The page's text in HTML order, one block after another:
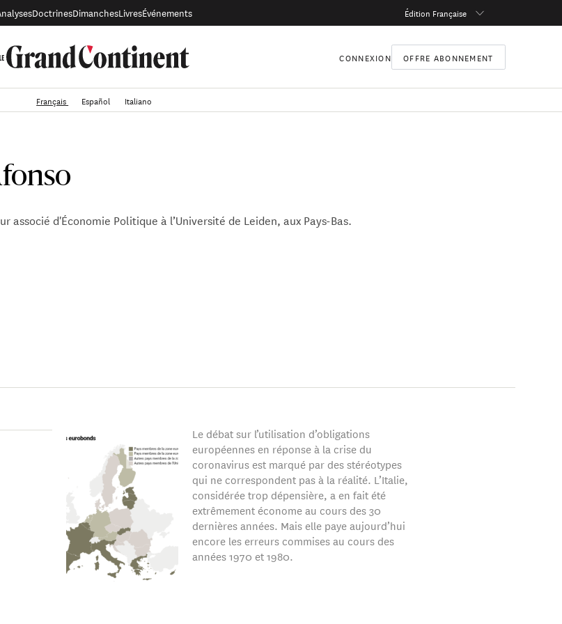
DoctrinesDimanchesLivresÉvénements Édition Française
CONNEXION OFFRE ABONNEMENT
Français Español Italiano
associé d'Économie Politique à l’Université de Leiden, aux Pays-Bas.
Le débat sur l’utilisation d’obligations
européennes en réponse à la crise du
coronavirus est marqué par des stéréotypes
qui ne correspondent pas à la réalité. L’Italie,
considérée trop dépensière, a en fait été
extrêmement économe au cours des 30
dernières années. Mais elle paye aujourd’hui
encore les erreurs commises au cours des
années 1970 et 1980.